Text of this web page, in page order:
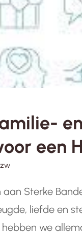
en
een
Sterke
liefde en
we